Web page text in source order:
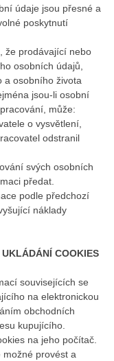
údaje jsou přesné a
poskytnutí
že prodávající nebo
osobních údajů,
a osobního života
jsou-li osobní
může:
o vysvětlení,
odstranil
svých osobních
předat.
podle předchozí
náklady
COOKIES
souvisejících se
na elektronickou
obchodních
kupujícího.
na jeho počítač.
provést a